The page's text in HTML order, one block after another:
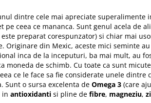
dintre cele mai apreciate superalimente
pe ceea ce mananca. Sunt genul acela de
preparat corespunzator) si chiar mai
Originare din Mexic, aceste mici seminte
inca de la inceputuri, ba mai mult, au
moneda de schimb. Cu toate ca sunt
ce le face sa fie considerate unele dintre
Sunt o sursa excelenta de Omega 3 (care
in antioxidanti si pline de fibre, magneziu,